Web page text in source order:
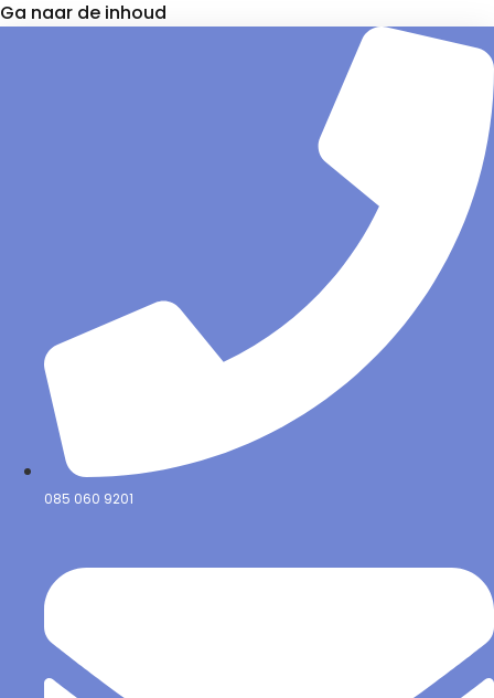
Ga naar de inhoud
085 060 9201